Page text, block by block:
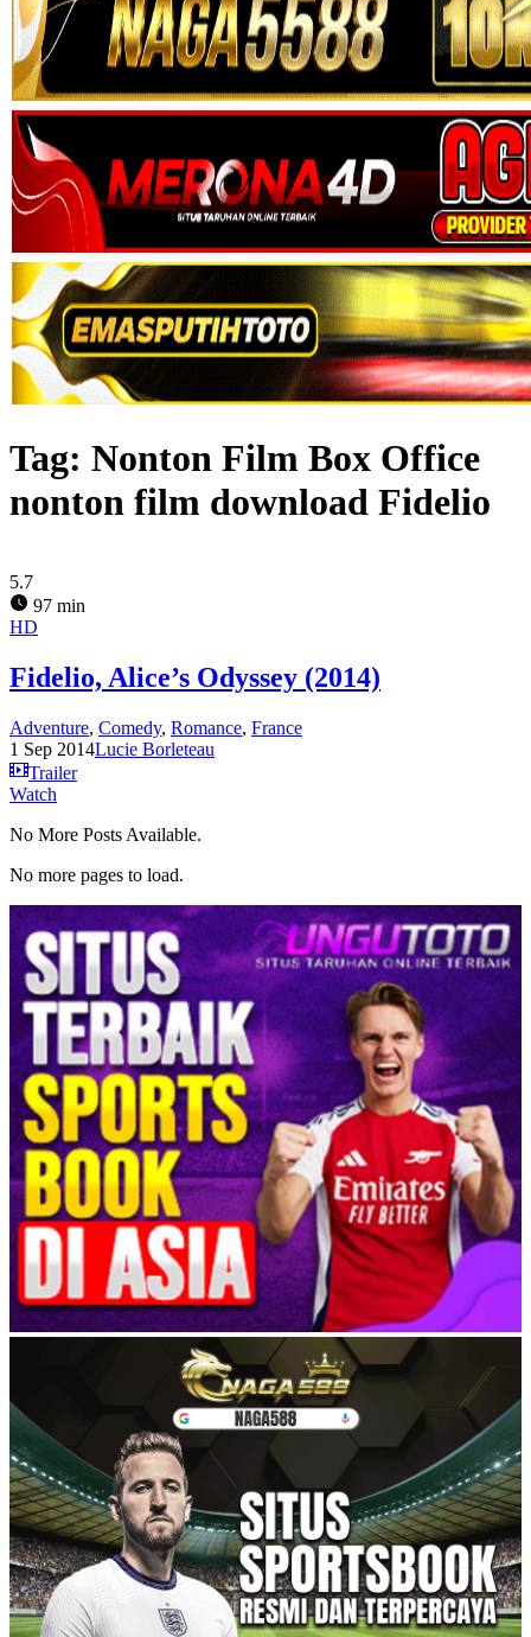
Tag: Nonton Film Box Office
nonton film download Fidelio
5.7
97 min
HD
Fidelio, Alice’s Odyssey (2014)
Adventure, Comedy, Romance, France
1 Sep 2014Lucie Borleteau
Trailer
Watch
No More Posts Available.
No more pages to load.